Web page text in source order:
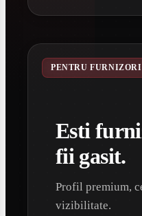
PENTRU FURNIZORI
Esti
fii gasit.
Profil premium,
vizibilitate.